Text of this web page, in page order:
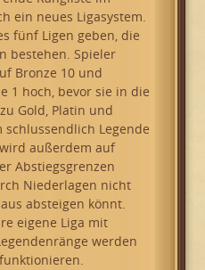
ein neues Ligasystem.
fünf Ligen geben, die
bestehen. Spieler
Bronze 10 und
1 hoch, bevor sie in die
Gold, Platin und
Legende
außerdem auf
Abstiegsgrenzen
Niederlagen nicht
absteigen könnt.
eigene Liga mit
werden